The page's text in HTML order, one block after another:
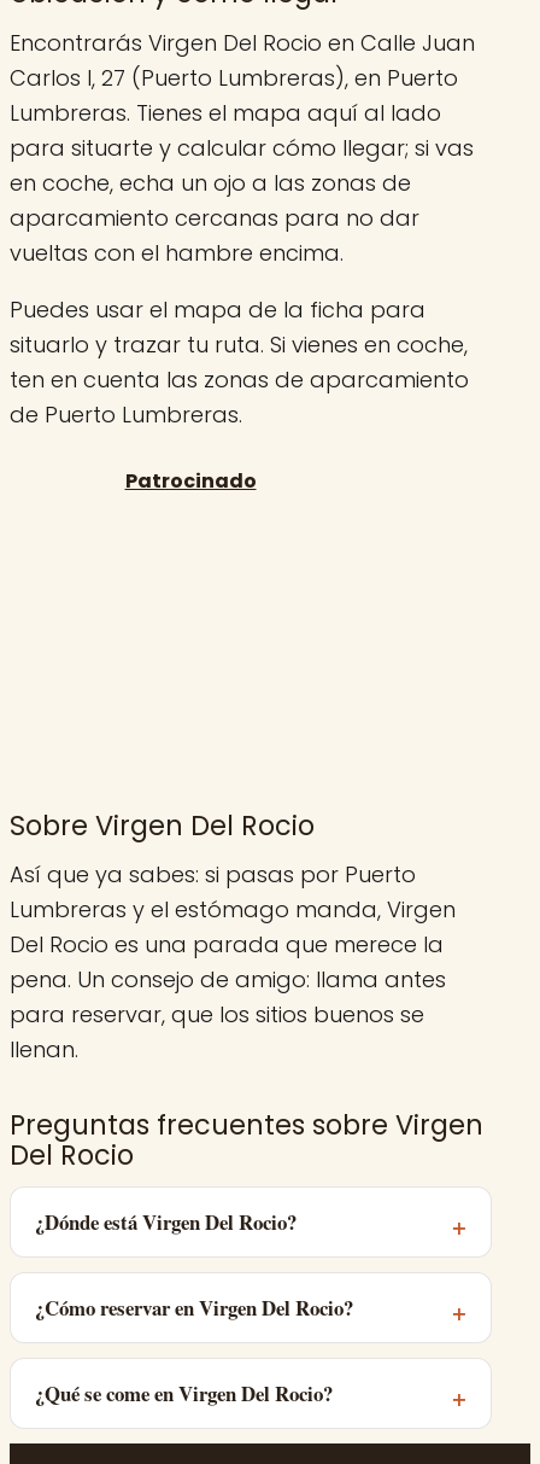
Encontrarás Virgen Del Rocio en Calle Juan
Carlos I, 27 (Puerto Lumbreras), en Puerto
Lumbreras. Tienes el mapa aquí al lado
para situarte y calcular cómo llegar; si vas
en coche, echa un ojo a las zonas de
aparcamiento cercanas para no dar
vueltas con el hambre encima.
Puedes usar el mapa de la ficha para
situarlo y trazar tu ruta. Si vienes en coche,
ten en cuenta las zonas de aparcamiento
de Puerto Lumbreras.
Sobre Virgen Del Rocio
Así que ya sabes: si pasas por Puerto
Lumbreras y el estómago manda, Virgen
Del Rocio es una parada que merece la
pena. Un consejo de amigo: llama antes
para reservar, que los sitios buenos se
llenan.
Preguntas frecuentes sobre Virgen
Del Rocio
¿Dónde está Virgen Del Rocio?
¿Cómo reservar en Virgen Del Rocio?
¿Qué se come en Virgen Del Rocio?